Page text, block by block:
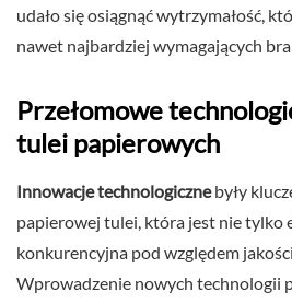
udało się osiągnąć wytrzymałość,
nawet najbardziej wymagających
Przełomowe
tulei papierowych
Innowacje technologicznebyły
papierowej tulei, która jest nie tylko
konkurencyjna pod względem
Wprowadzenie nowych technologii